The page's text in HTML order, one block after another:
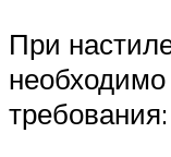
При
требования: